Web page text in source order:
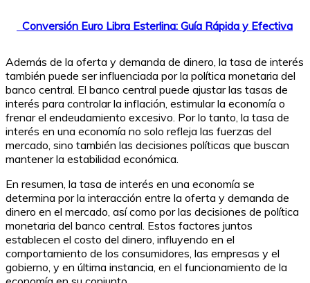
Conversión Euro Libra Esterlina: Guía Rápida y Efectiva
Además de la oferta y demanda de dinero, la tasa de interés
también puede ser influenciada por la política monetaria del
banco central. El banco central puede ajustar las tasas de
interés para controlar la inflación, estimular la economía o
frenar el endeudamiento excesivo. Por lo tanto, la tasa de
interés en una economía no solo refleja las fuerzas del
mercado, sino también las decisiones políticas que buscan
mantener la estabilidad económica.
En resumen, la tasa de interés en una economía se
determina por la interacción entre la oferta y demanda de
dinero en el mercado, así como por las decisiones de política
monetaria del banco central. Estos factores juntos
establecen el costo del dinero, influyendo en el
comportamiento de los consumidores, las empresas y el
gobierno, y en última instancia, en el funcionamiento de la